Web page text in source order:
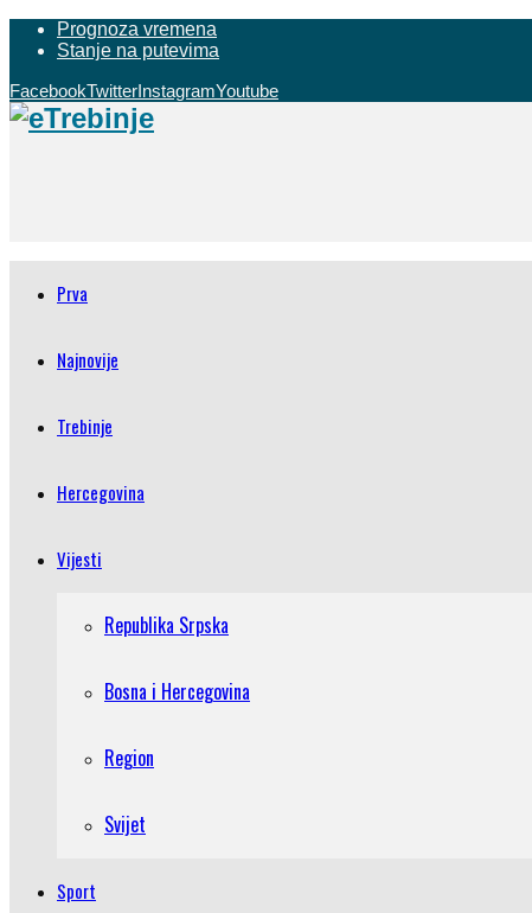
Prognoza vremena
Stanje na putevima
FacebookTwitterInstagramYoutube
Prva
Najnovije
Trebinje
Hercegovina
Vijesti
Republika Srpska
Bosna i Hercegovina
Region
Svijet
Sport